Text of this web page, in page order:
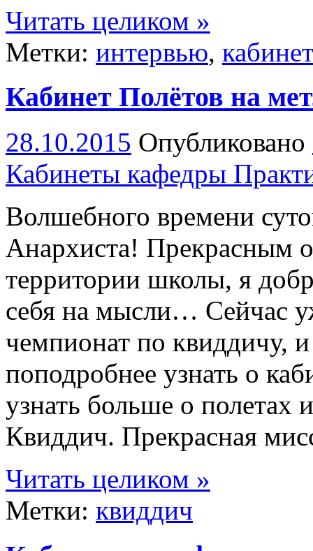
Читать целиком »
Метки: интервью,
Кабинет Полётов на
28.10.2015 Опубликовано
Кабинеты кафедры
Волшебного времени
Анархиста! Прекрасным
территории школы, я
себя на мысли… Сейчас
чемпионат по квиддичу,
поподробнее узнать о
узнать больше о полетах
Квиддич. Прекрасная
Читать целиком »
Метки: квиддич